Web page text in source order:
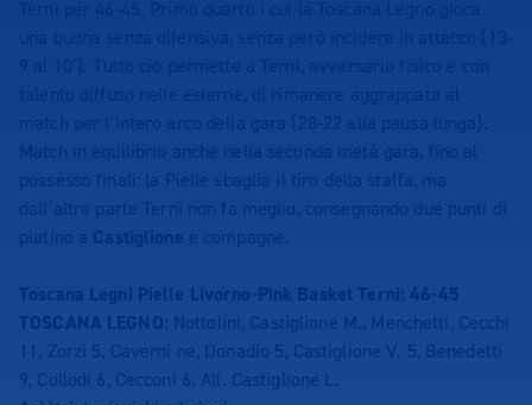
dall’altra parte Terni non fa meglio, consegnando due punti di
platino a Castiglione e compagne.
Toscana Legni Pielle Livorno-Pink Basket Terni: 46-45
TOSCANA LEGNO: Nottolini, Castiglione M., Menchetti, Cecchi
11, Zorzi 5, Caverni ne, Donadio 5, Castiglione V. 5, Benedetti
9, Collodi 6, Cecconi 6. All. Castiglione L.